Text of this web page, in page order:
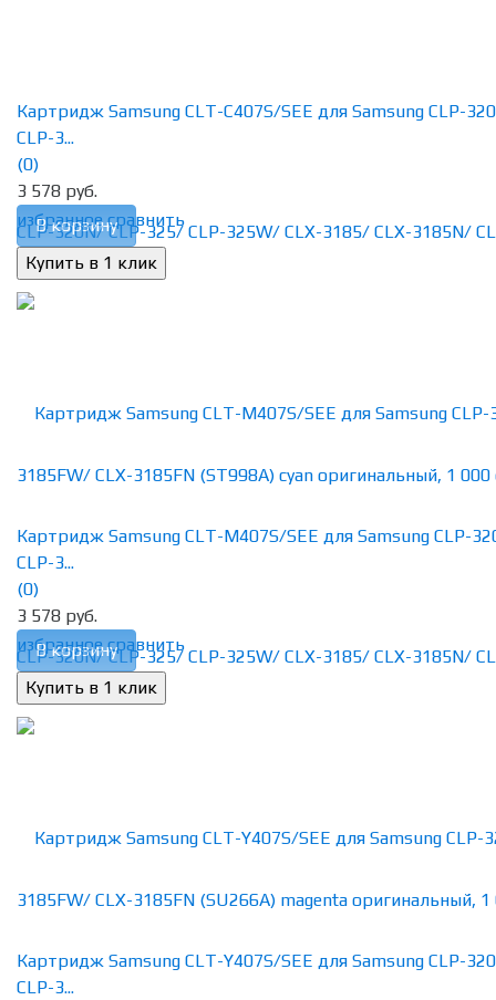
избранное сравнить
Картридж Samsung CLT-C407S/SEE для Samsung CLP-
CLP-3...
(0)
3 578 руб.
В корзину
избранное сравнить
Картридж Samsung CLT-M407S/SEE для Samsung CLP-
CLP-3...
(0)
3 578 руб.
В корзину
Картридж Samsung CLT-Y407S/SEE для Samsung CLP-
CLP-3...